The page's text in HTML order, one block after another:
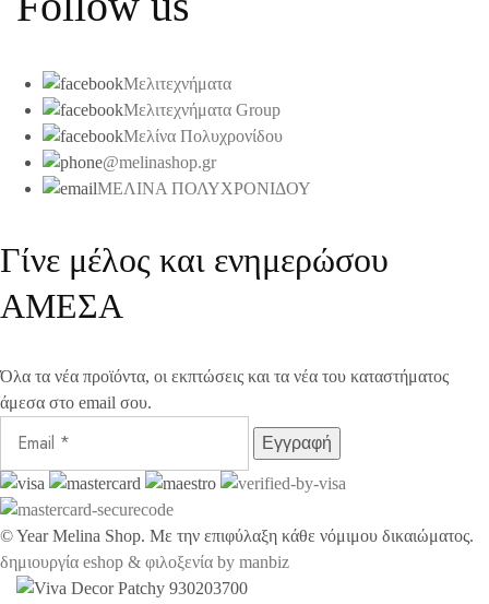
Μελιτεχνήματα
Μελιτεχνήματα Group
Μελίνα Πολυχρονίδου
@melinashop.gr
ΜΕΛΙΝΑ ΠΟΛΥΧΡΟΝΙΔΟΥ
Γίνε μέλος και ενημερώσου
ΑΜΕΣΑ
Όλα τα νέα προϊόντα, οι εκπτώσεις και τα νέα του καταστήματος
άμεσα στο email σου.
©YearMelina Shop. Με την επιφύλαξη κάθε νόμιμου δικαιώματος.
δημιουργία eshop & φιλοξενία by manbiz